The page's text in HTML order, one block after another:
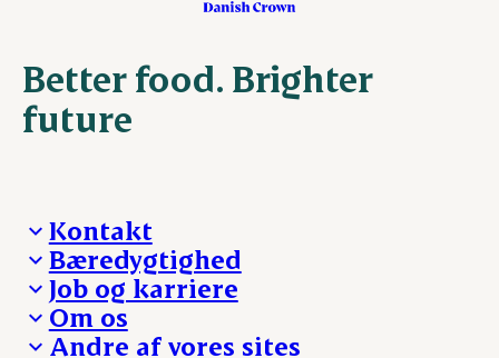
Better food. Brighter
future
Kontakt
Besøg Danish Crown
Presse og nyheder
Reklamationer
Whistleblower
Bæredygtighed
Fra jord til bord
Hverdagen
Ansvarlighed og nøgletal
Job og karriere
Arbejd med os
Ledige stillinger
Om os
Andre af vores sites